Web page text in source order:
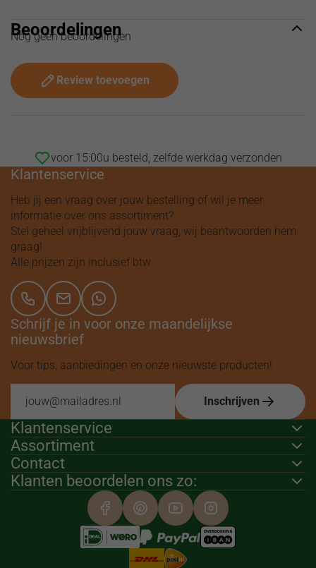
Beoordelingen
Nog geen beoordelingen
Review toevoegen
voor 15:00u besteld, zelfde werkdag verzonden
Klantenservice
Heb jij een vraag over jouw bestelling of wil je meer
informatie over ons assortiment?
Stel geheel vrijblijvend jouw vraag, wij beantwoorden hem
graag!
Alle prijzen zijn inclusief btw
Schrijf je in voor onze maandelijkse
nieuwsbrief
Voor tips, aanbiedingen en onze nieuwste producten!
Inschrijven
Klantenservice
Assortiment
Contact
Klanten beoordelen ons zo: